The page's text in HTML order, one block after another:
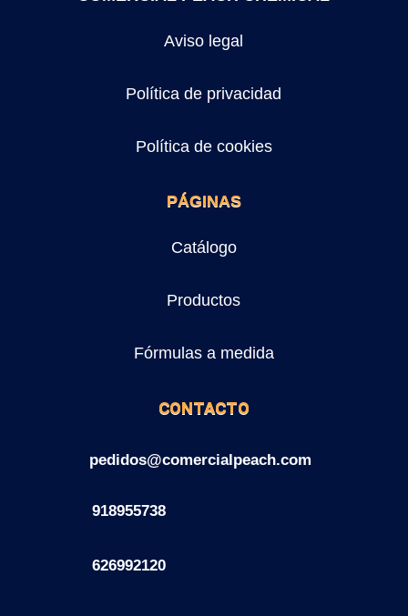
Aviso legal
Política de privacidad
Política de cookies
PÁGINAS
Catálogo
Productos
Fórmulas a medida
CONTACTO
pedidos@comercialpeach.com
918955738
626992120